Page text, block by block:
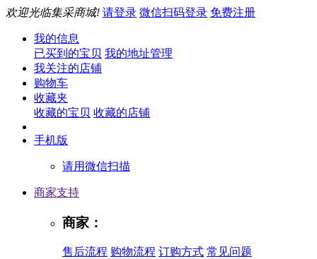
欢迎光临集采商城! 请登录 微信扫码登录 免费注册
我的信息
已买到的宝贝 我的地址管理
我关注的店铺
购物车
收藏夹
收藏的宝贝 收藏的店铺
手机版
请用微信扫描
商家支持
商家：
售后流程 购物流程 订购方式 常见问题